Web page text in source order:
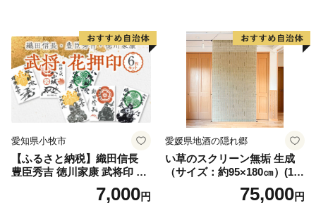
牧市 お取り寄せ 送料無料
愛知県 小牧市 お取り寄せ 送
愛知県小牧市
【ふるさと納税】織田信長
豊臣秀吉 徳川家康 武将印 花
押印 6枚 セット イラスト 戦
国 武将 小牧山城 墨絵 龍画師
7,000円
愛媛県地酒の隠れ郷
い草のスクリーン無垢 生成
（サイズ：約95×180㎝）(14
75,000円